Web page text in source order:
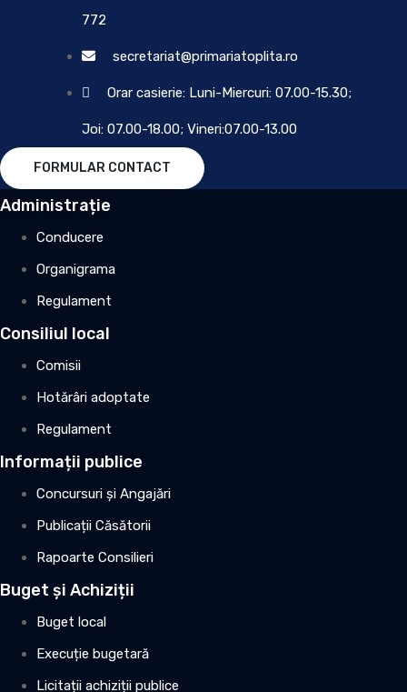
772
secretariat@primariatoplita.ro
Orar casierie: Luni-Miercuri: 07.00-15.30;
Joi: 07.00-18.00; Vineri:07.00-13.00
FORMULAR CONTACT
Administrație
Conducere
Organigrama
Regulament
Consiliul local
Comisii
Hotărâri adoptate
Regulament
Informații publice
Concursuri și Angajări
Publicații Căsătorii
Rapoarte Consilieri
Buget și Achiziții
Buget local
Execuție bugetară
Licitații achiziții publice